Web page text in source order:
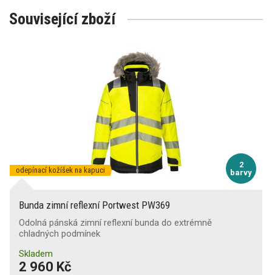
Související zboží
2
barvy
odepínací kožíšek na kapuci
Bunda zimní reflexní Portwest PW369
Odolná pánská zimní reflexní bunda do extrémně
chladných podmínek
Skladem
2 960 Kč